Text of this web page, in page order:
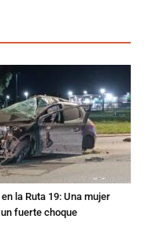
la Ruta 19: Una mujer
fuerte choque